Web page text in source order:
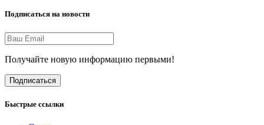
Подписаться на новости
Получайте новую информацию первыми!
Подписаться
Быстрые ссылки